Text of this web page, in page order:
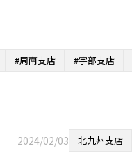
#周南支店 #宇部支店
2024/02/03 北九州支店